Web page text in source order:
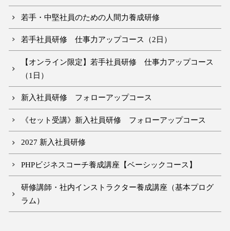
若手・中堅社員のための人間力養成研修
若手社員研修 仕事力アップコース（2日）
【オンライン限定】若手社員研修 仕事力アップコース
（1日）
新入社員研修 フォローアップコース
《セット受講》新入社員研修 フォローアップコース
2027 新入社員研修
PHPビジネスコーチ養成講座【ベーシックコース】
研修講師・社内インストラクター養成講座（基本プログ
ラム）